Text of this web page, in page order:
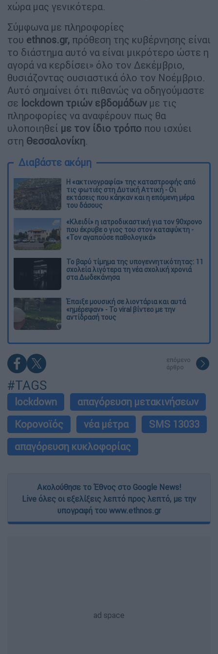
χώρα μας γενικότερα.
Σύμφωνα με πληροφορίες
του ethnos.gr, πρόθεση της κυβέρνησης είναι
το διάστημα αυτό να είναι μικρότερο ώστε η
αγορά να κερδίσει» όλο τον Δεκέμβριο,
θυσιάζοντας ουσιαστικά όλο τον Νοέμβριο.
Αυτό σημαίνει ότι πιθανώς να οδηγούμαστε
σε lockdown τριών εβδομάδων με τις
πληροφορίες να αναφέρουν πως θα
υλοποιηθεί με τον ίδιο τρόπο που ισχύει
στη Θεσσαλονίκη.
Διαβάστε ακόμη
Η «ακτινογραφία» της καταστροφής από
τις φωτιές στη Δυτική Αττική - Οι
εκτάσεις που κάηκαν και η επόμενη μέρα
του δάσους
«Κλειδί» η ιατροδικαστική για τον 90χρονο
που έκρυβε ο γιος του στον καταψύκτη -
«Τον αγαπούσε παθολογικά»
Το βαρύ τίμημα της υπογεννητικότητας: 11
σχολεία λιγότερα τη νέα σχολική χρονιά
στα Δωδεκάνησα
Έπαιξε μουσική σε λιοντάρια και αυτά
«ημέρεψαν» - Το viral βίντεο με την
αντίδρασή τους
επόμενο
άρθρο
#TAGS
lockdown
απαγόρευση μετακινήσεων
Κορονοϊός
νέα μέτρα
SMS 13033
απαγόρευση κυκλοφορίας
Ακολούθησε το Έθνος στο Google News!
Live όλες οι εξελίξεις λεπτό προς λεπτό, με την
υπογραφή του www.ethnos.gr